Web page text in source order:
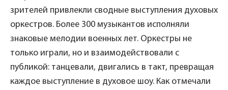
зрителей привлекли сводные выступления духовых
оркестров. Более 300 музыкантов исполняли
знаковые мелодии военных лет. Оркестры не
только играли, но и взаимодействовали с
публикой: танцевали, двигались в такт, превращая
каждое выступление в духовое шоу. Как отмечали